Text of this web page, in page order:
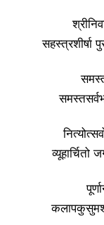
सहस्त्रशीर्षा